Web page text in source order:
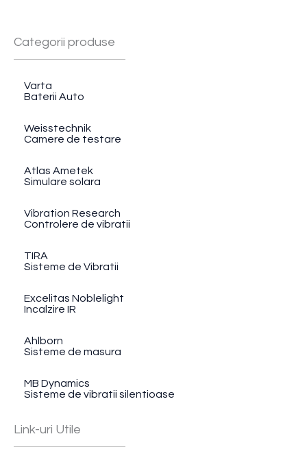
Categorii produse
Varta
Baterii Auto
Weisstechnik
Camere de testare
Atlas Ametek
Simulare solara
Vibration Research
Controlere de vibratii
TIRA
Sisteme de Vibratii
Excelitas Noblelight
Incalzire IR
Ahlborn
Sisteme de masura
MB Dynamics
Sisteme de vibratii silentioase
Link-uri Utile